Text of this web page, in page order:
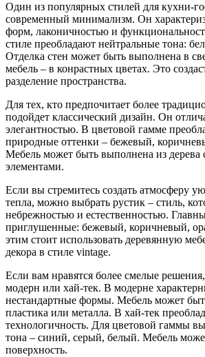
Один из популярных стилей для кухни-
современный минимализм. Он
форм, лаконичностью и
стиле преобладают нейтральные тона:
Отделка стен может быть выполнена в
мебель – в конрастных цветах. Это
разделение пространства.
Для тех, кто предпочитает более
подойдет классический дизайн. Он
элегантностью. В цветовой гамме
природные оттенки – бежевый,
Мебель может быть выполнена из дерева
элементами.
Если вы стремитесь создать атмосферу
тепла, можно выбрать рустик – стиль,
небрежностью и естественностью.
приглушенные: бежевый, коричневый,
этим стоит использовать деревянную
декора в стиле vintage.
Если вам нравятся более смелые
модерн или хай-тек. В модерне
нестандартные формы. Мебель может
пластика или металла. В хай-тек
технологичность. Для цветовой гаммы
тона – синий, серый, белый. Мебель
поверхность.